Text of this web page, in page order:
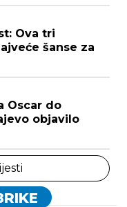
Ova tri
šanse za
Oscar do
objavilo